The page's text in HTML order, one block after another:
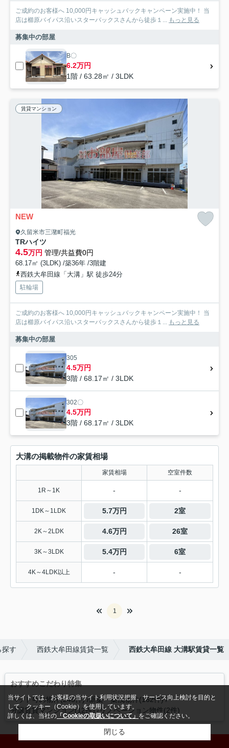
ご成約のお客様へ 10,000円キャッシュバックキャンペーン実施中！ 当
店は櫛原バイパス沿いスターバックスさんから徒歩１...
もっと見る
募集中の部屋
B〇
6.2万円
1階 / 63.28㎡ / 3LDK
賃貸マンション
NEW
久留米市三潴町福光
TRハイツ
4.5万円 管理/共益費0円
68.17㎡ (3LDK) /築36年 /3階建
西鉄大牟田線「大溝」駅 徒歩24分
駐輪場
ご成約のお客様へ 10,000円キャッシュバックキャンペーン実施中！ 当
店は櫛原バイパス沿いスターバックスさんから徒歩１...
もっと見る
募集中の部屋
305
4.5万円
3階 / 68.17㎡ / 3LDK
302〇
4.5万円
3階 / 68.17㎡ / 3LDK
大溝の掲載物件の家賃相場
家賃相場 空室件数
1R～1K - -
1DK～1LDK 5.7万円 2室
2K～2LDK 4.6万円 26室
3K～3LDK 5.4万円 6室
4K～4LDK以上 - -
1
探す 西鉄大牟田線賃貸一覧 西鉄大牟田線 大溝駅賃貸一覧
おすすめこだわり特集
ペット可の物件(245件) 新築・築浅物件(162件)
分譲賃貸マンション(12件) リノベーション物件(2件)
当サイトでは、お客様の当サイト利用状況把握、サービス向上検討を目的と
して、クッキー（Cookie）を使用しています。
詳しくは、当社の 「Cookieの取扱いについて」 をご確認ください。
閉じる